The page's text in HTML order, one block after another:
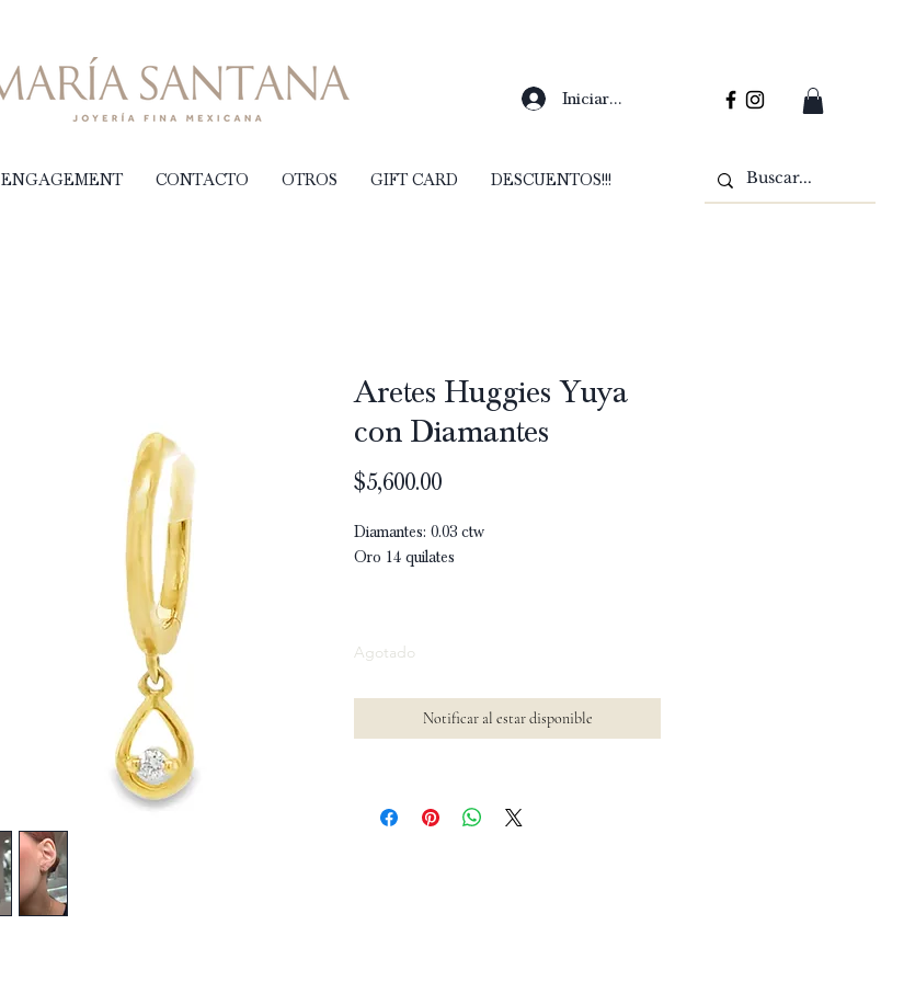
Iniciar sesión
ENGAGEMENT CONTACTO OTROS GIFT CARD DESCUENTOS!!!
Aretes Huggies Yuya
con Diamantes
$5,600.00Precio
Diamantes: 0.03 ctw
Oro 14 quilates
Agotado
Notificar al estar disponible